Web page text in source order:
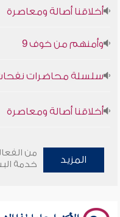
سلسلة محاضرات نفحات
المزيد
من
خدمة